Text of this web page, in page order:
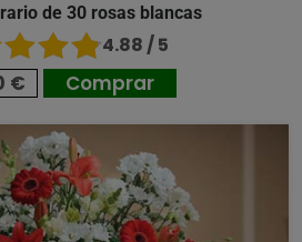
de 30 rosas blancas
4.88 / 5
€ Comprar